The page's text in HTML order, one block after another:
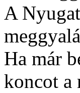
A
Ha már
koncot a